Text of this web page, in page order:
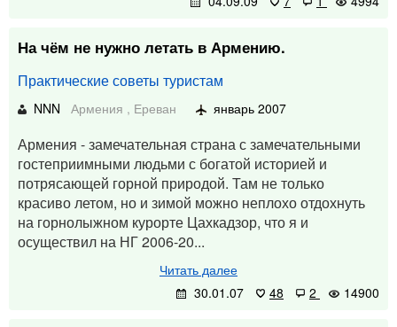
На чём не нужно летать в Армению.
Практические советы туристам
NNN Армения , Ереван январь 2007
Армения - замечательная страна с замечательными
гостеприимными людьми с богатой историей и
потрясающей горной природой. Там не только
красиво летом, но и зимой можно неплохо отдохнуть
на горнолыжном курорте Цахкадзор, что я и
осуществил на НГ 2006-20...
Читать далее
30.01.07
48 2 14900